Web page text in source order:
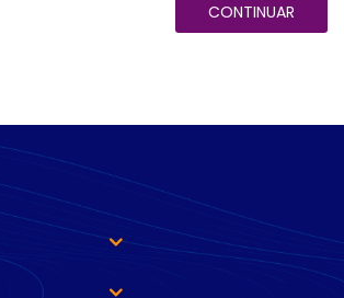
CONTINUAR